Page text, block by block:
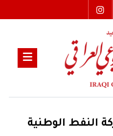
النفط الوطنية